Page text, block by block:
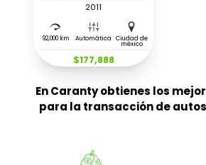
2011
92,000 km Automática Ciudad de
méxico
$177,888
En Caranty obtienes los
para la transacción de